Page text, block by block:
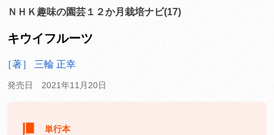
ＮＨＫ趣味の園芸１２か月栽培ナビ(17)
キウイフルーツ
［著］ 三輪 正幸
発売日 2021年11月20日
単行本